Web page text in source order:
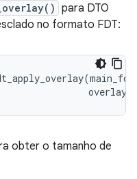
para DTO
no formato FDT:
(
obter o tamanho de